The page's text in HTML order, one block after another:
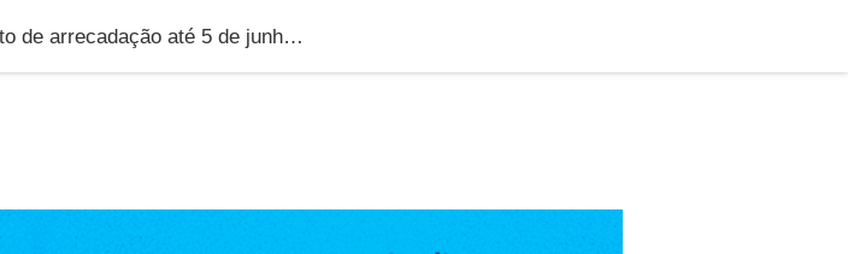
Aquecendo Vidas 2026: sede da Saneago em Goiânia é ponto de arrecadação até 5 de junho; veja como doar